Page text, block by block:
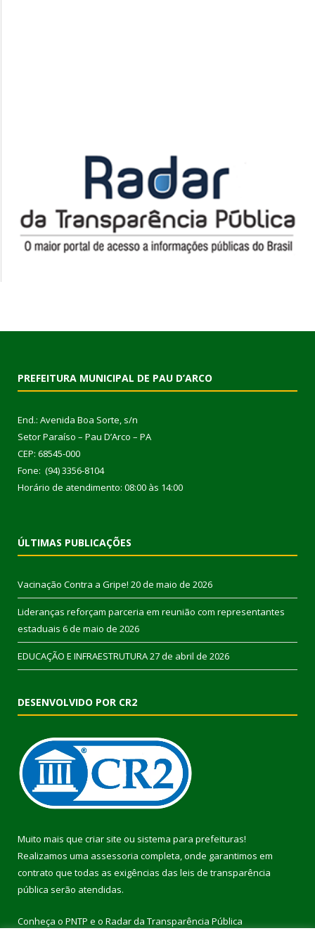
PREFEITURA MUNICIPAL DE PAU D’ARCO
End.: Avenida Boa Sorte, s/n
Setor Paraíso – Pau D’Arco – PA
CEP: 68545-000
Fone: (94) 3356-8104
Horário de atendimento: 08:00 às 14:00
ÚLTIMAS PUBLICAÇÕES
Vacinação Contra a Gripe! 20 de maio de 2026
Lideranças reforçam parceria em reunião com representantes
estaduais 6 de maio de 2026
EDUCAÇÃO E INFRAESTRUTURA27 de abril de 2026
DESENVOLVIDO POR CR2
Muito mais que criar site ou sistema para prefeituras!
Realizamos uma assessoria completa, onde garantimos em
contrato que todas as exigências das leis de transparência
pública serão atendidas.
Conheça o PNTP e o Radar da Transparência Pública